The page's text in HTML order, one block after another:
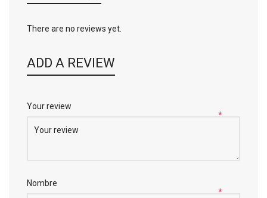
There are no reviews yet.
ADD A REVIEW
Your review
*
Nombre
*